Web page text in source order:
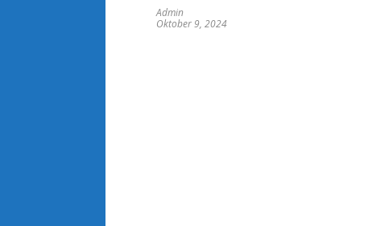
Admin
Oktober 9, 2024